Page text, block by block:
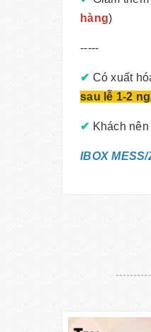
hàng)
-----
✔ Có xuất
sau lễ 1-2
✔ Khách
IBOX